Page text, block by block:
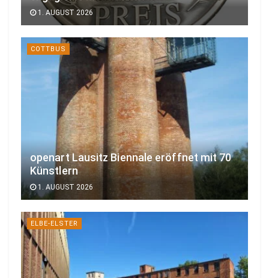
1. AUGUST 2026
COTTBUS
openart Lausitz Biennale eröffnet mit 70
Künstlern
1. AUGUST 2026
ELBE-ELSTER